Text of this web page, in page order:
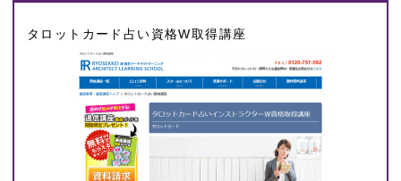
タロットカード占い資格W取得講座